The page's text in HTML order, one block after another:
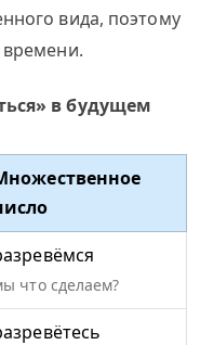
вида, поэтому
в будущем
что сделаем?